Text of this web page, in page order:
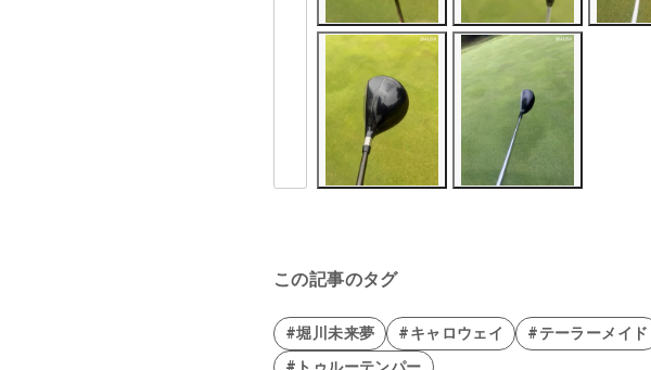
この記事のタグ
#堀川未来夢 #キャロウェイ #テーラーメイド